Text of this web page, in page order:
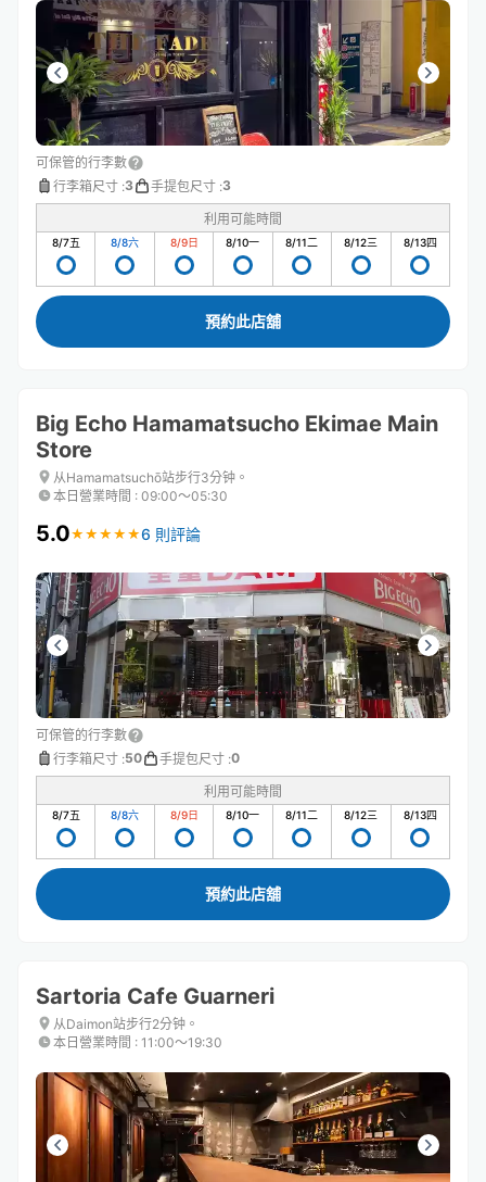
可保管的行李數
行李箱尺寸 :3 手提包尺寸 :3
利用可能時間
8/7五 8/8六 8/9日 8/10一 8/11二 8/12三 8/13四
預約此店舖
Big Echo Hamamatsucho Ekimae Main
Store
从Hamamatsuchō站步行3分钟。
本日營業時間 : 09:00〜05:30
5.0★ ★ ★ ★ ★
★ ★ ★ ★ ★6 則評論
可保管的行李數
行李箱尺寸 :50 手提包尺寸 :0
利用可能時間
8/7五 8/8六 8/9日 8/10一 8/11二 8/12三 8/13四
預約此店舖
Sartoria Cafe Guarneri
从Daimon站步行2分钟。
本日營業時間 : 11:00〜19:30